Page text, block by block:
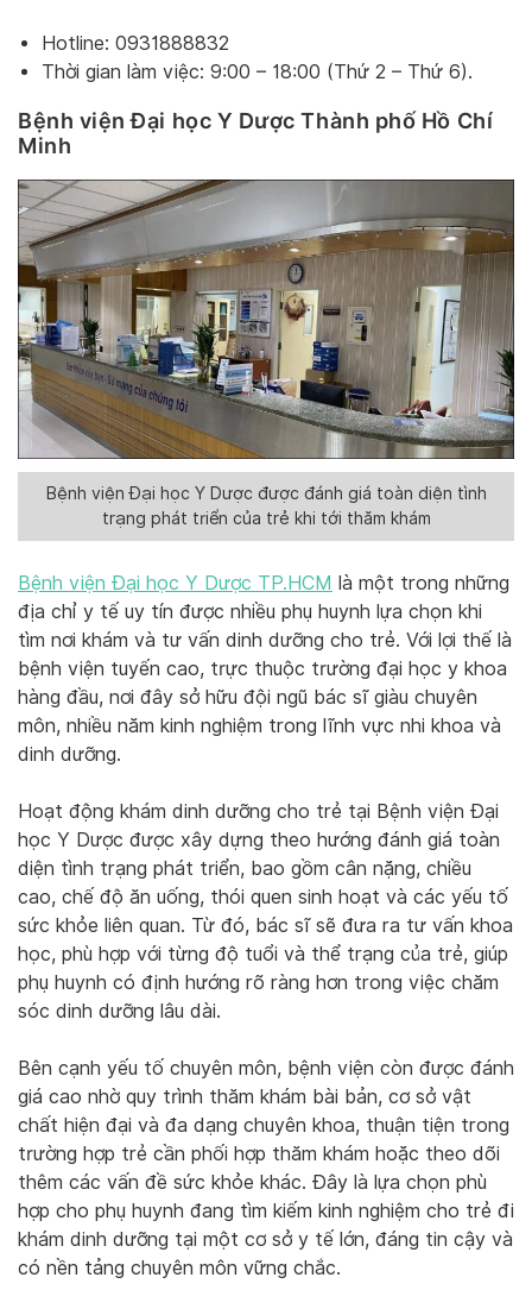
Hotline: 0931888832
Thời gian làm việc: 9:00 – 18:00 (Thứ 2 – Thứ 6).
Bệnh viện Đại học Y Dược Thành phố Hồ Chí
Minh
Bệnh viện Đại học Y Dược được đánh giá toàn diện tình
trạng phát triển của trẻ khi tới thăm khám
Bệnh viện Đại học Y Dược TP.HCM là một trong những
địa chỉ y tế uy tín được nhiều phụ huynh lựa chọn khi
tìm nơi khám và tư vấn dinh dưỡng cho trẻ. Với lợi thế là
bệnh viện tuyến cao, trực thuộc trường đại học y khoa
hàng đầu, nơi đây sở hữu đội ngũ bác sĩ giàu chuyên
môn, nhiều năm kinh nghiệm trong lĩnh vực nhi khoa và
dinh dưỡng.
Hoạt động khám dinh dưỡng cho trẻ tại Bệnh viện Đại
học Y Dược được xây dựng theo hướng đánh giá toàn
diện tình trạng phát triển, bao gồm cân nặng, chiều
cao, chế độ ăn uống, thói quen sinh hoạt và các yếu tố
sức khỏe liên quan. Từ đó, bác sĩ sẽ đưa ra tư vấn khoa
học, phù hợp với từng độ tuổi và thể trạng của trẻ, giúp
phụ huynh có định hướng rõ ràng hơn trong việc chăm
sóc dinh dưỡng lâu dài.
Bên cạnh yếu tố chuyên môn, bệnh viện còn được đánh
giá cao nhờ quy trình thăm khám bài bản, cơ sở vật
chất hiện đại và đa dạng chuyên khoa, thuận tiện trong
trường hợp trẻ cần phối hợp thăm khám hoặc theo dõi
thêm các vấn đề sức khỏe khác. Đây là lựa chọn phù
hợp cho phụ huynh đang tìm kiếm kinh nghiệm cho trẻ đi
khám dinh dưỡng tại một cơ sở y tế lớn, đáng tin cậy và
có nền tảng chuyên môn vững chắc.